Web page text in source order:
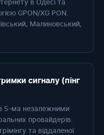
в Одесі та
GPON/XG PON.
Малиновський,
сигналу (пінг
з 5-ма незалежними
провайдерів.
та віддаленої